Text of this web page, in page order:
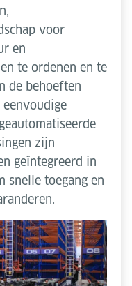
voor
en
te ordenen en te
de behoeften
zijn
geïntegreerd in
snelle toegang en